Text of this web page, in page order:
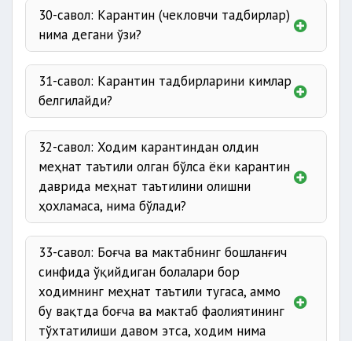
30-савол: Карантин (чекловчи тадбирлар)
нима дегани ўзи?
31-савол: Карантин тадбирларини кимлар
белгилайди?
32-савол: Ходим карантиндан олдин
меҳнат таътили олган бўлса ёки карантин
даврида меҳнат таътилини олишни
ҳохламаса, нима бўлади?
33-савол: Боғча ва мактабнинг бошланғич
синфида ўқийдиган болалари бор
ходимнинг меҳнат таътили тугаса, аммо
бу вақтда боғча ва мактаб фаолиятининг
тўхтатилиши давом этса, ходим нима